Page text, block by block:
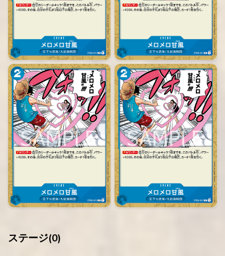
ステージ(0)